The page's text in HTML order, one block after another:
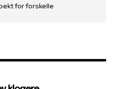
for forskelle